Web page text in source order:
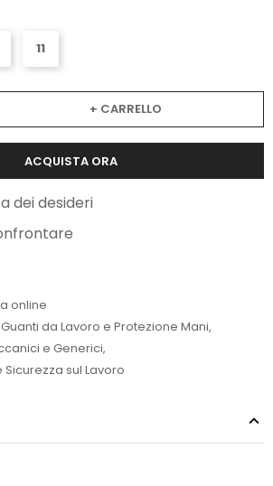
11
+ CARRELLO
ACQUISTA ORA
dei desideri
online
Guanti da Lavoro e Protezione Mani,
e Generici,
Sicurezza sul Lavoro